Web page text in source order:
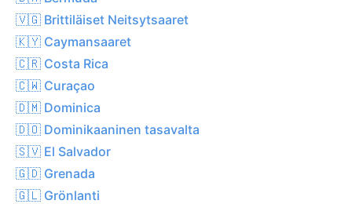
🇻🇬 Brittiläiset Neitsytsaaret
🇰🇾 Caymansaaret
🇨🇷 Costa Rica
🇨🇼 Curaçao
🇩🇲 Dominica
🇩🇴 Dominikaaninen tasavalta
🇸🇻 El Salvador
🇬🇩 Grenada
🇬🇱 Grönlanti